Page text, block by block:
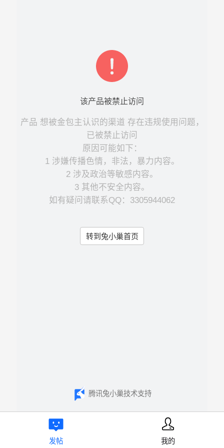
该产品被禁止访问
产品 想被金包主认识的渠道 存在违规使用问题，
已被禁止访问
原因可能如下：
1 涉嫌传播色情，非法，暴力内容。
2 涉及政治等敏感内容。
3 其他不安全内容。
如有疑问请联系QQ：3305944062
转到兔小巢首页
腾讯兔小巢技术支持
发帖 我的